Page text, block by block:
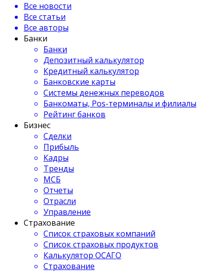
Все новости
Все статьи
Все авторы
Банки
Банки
Депозитный калькулятор
Кредитный калькулятор
Банковские карты
Системы денежных переводов
Банкоматы, Pos-терминалы и филиалы
Рейтинг банков
Бизнес
Сделки
Прибыль
Кадры
Тренды
МСБ
Отчеты
Отрасли
Управление
Страхование
Список страховых компаний
Список страховых продуктов
Калькулятор ОСАГО
Страхование